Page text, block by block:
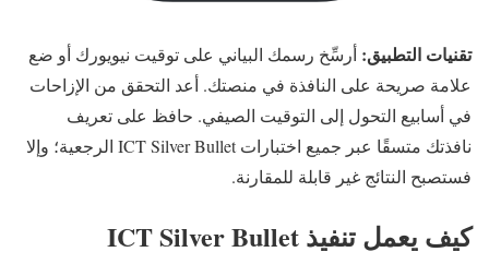
تقنيات التطبيق: أرسِّخ رسمك البياني على توقيت نيويورك أو ضع
علامة صريحة على النافذة في منصتك. أعد التحقق من الإزاحات
في أسابيع التحول إلى التوقيت الصيفي. حافظ على تعريف
نافذتك متسقًا عبر جميع اختبارات ICT Silver Bullet الرجعية؛ وإلا
فستصبح النتائج غير قابلة للمقارنة.
كيف يعمل تنفيذ ICT Silver Bullet